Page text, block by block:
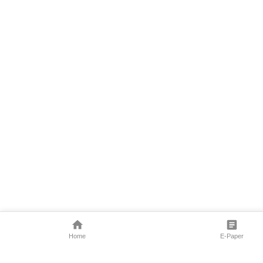
Home E-Paper